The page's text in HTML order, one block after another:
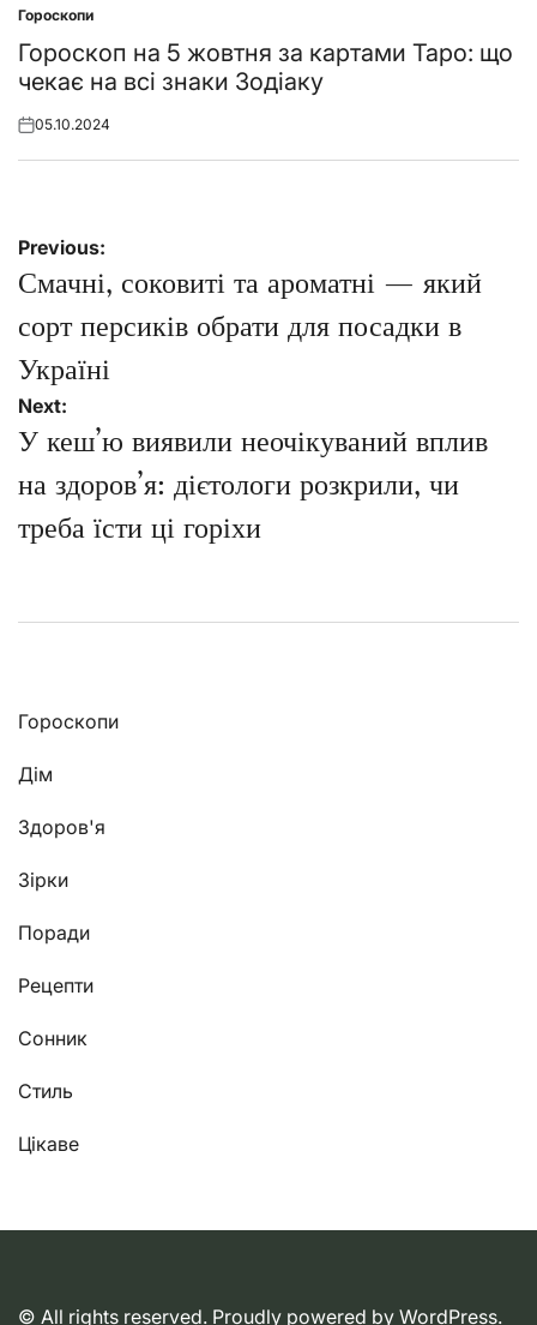
Posted
in
Гороскопи
Гороскоп на 5 жовтня за картами Таро: що
чекає на всі знаки Зодіаку
Posted
05.10.2024
Навігація
записів
Previous:
Смачні, соковиті та ароматні — який
сорт персиків обрати для посадки в
Україні
Next:
У кеш’ю виявили неочікуваний вплив
на здоров’я: дієтологи розкрили, чи
треба їсти ці горіхи
Гороскопи
Дім
Здоров'я
Зірки
Поради
Рецепти
Сонник
Стиль
Цікаве
© All rights reserved. Proudly powered by WordPress.